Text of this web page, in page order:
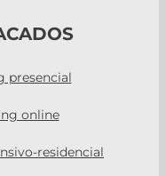
presencial
online
residencial